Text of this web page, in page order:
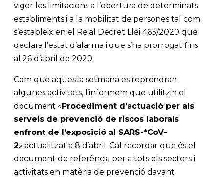
vigor les limitacions a l’obertura de determinats
establiments i a la mobilitat de persones tal com
s’estableix en el Reial Decret Llei 463/2020 que
declara l’estat d’alarma i que s’ha prorrogat fins
al 26 d’abril de 2020.
Com que aquesta setmana es reprendran
algunes activitats, l’informem que utilitzin el
document «Procediment d’actuació per als
serveis de prevenció de riscos laborals
enfront de l’exposició al SARS-*CoV-
2» actualitzat a 8 d’abril. Cal recordar que és el
document de referència per a tots els sectors i
activitats en matèria de prevenció davant